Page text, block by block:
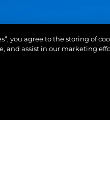
you agree to the storing of
and assist in our marketing